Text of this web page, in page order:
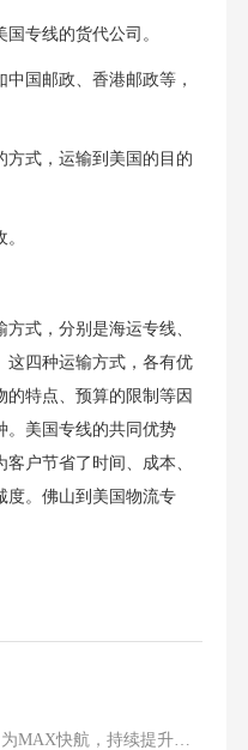
专线的货代公司。
国邮政、香港邮政等，
方式，运输到美国的目的
式，分别是海运专线、
这四种运输方式，各有优
的特点、预算的限制等因
。美国专线的共同优势
户节省了时间、成本、
度。佛山到美国物流专
上一篇：美森CLX+航线正式更名为MAX快航，持续提升中美海运物流时效服务水平